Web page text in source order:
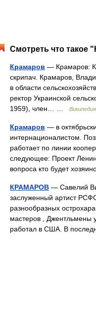
Смотреть что такое
Крамаров — Крамаров:
скрипач. Крамаров,
в области
ректор Украинской
1959), член… …
Википедия
Крамаров — в
интернационалистом.
работает по линии
следующее: Проект
вопроса кто будет
КРАМАРОВ — Савелий
заслуженный артист
разнообразных
мастеров , Джентльмены
работал в США. В